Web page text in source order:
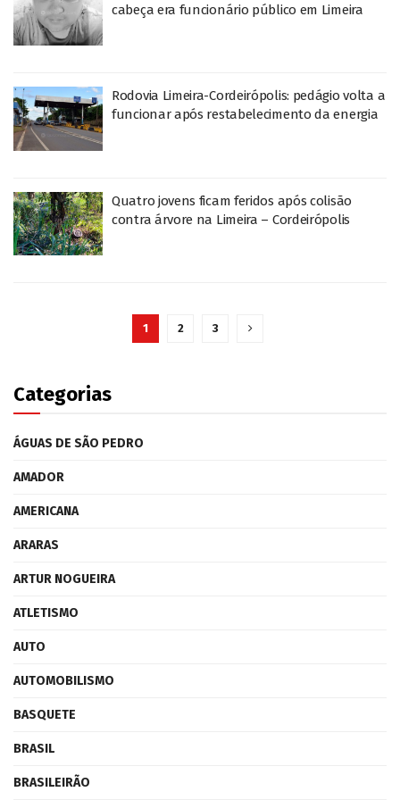
cabeça era funcionário público em Limeira
Rodovia Limeira-Cordeirópolis: pedágio volta a
funcionar após restabelecimento da energia
Quatro jovens ficam feridos após colisão
contra árvore na Limeira – Cordeirópolis
1 2 3
Categorias
ÁGUAS DE SÃO PEDRO
AMADOR
AMERICANA
ARARAS
ARTUR NOGUEIRA
ATLETISMO
AUTO
AUTOMOBILISMO
BASQUETE
BRASIL
BRASILEIRÃO